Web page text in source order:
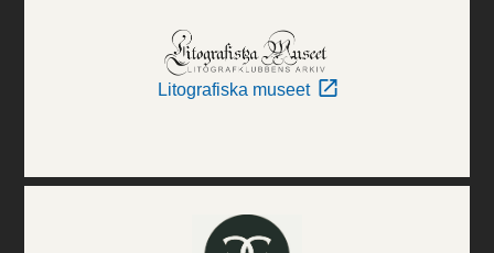
Litografiska museet